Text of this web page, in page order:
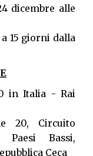
dicembre alle
15 giorni dalla
in Italia - Rai
20, Circuito
Paesi Bassi,
Ceca